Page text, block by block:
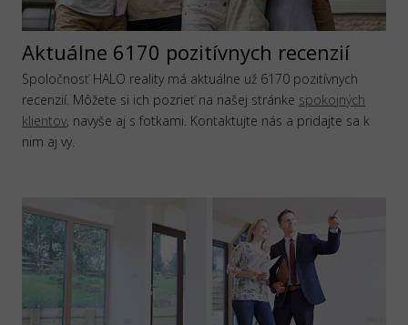
Aktuálne 6170 pozitívnych recenzií
Spoločnosť HALO reality má aktuálne už 6170 pozitívnych
recenzií. Môžete si ich pozrieť na našej stránke spokojných
klientov, navyše aj s fotkami. Kontaktujte nás a pridajte sa k
nim aj vy.